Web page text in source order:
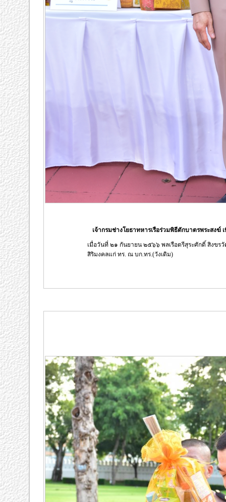
เจ้ากรมช่างโยธาทหารเรือร่วมพิธีตักบาตรพระสงฆ์
เมื่อวันที่ ๒๑ กันยายน ๒๕๖๖ พลเรือตรีสุระศักดิ์ สิงขร
สิริมงคลแก่ ทร. ณ บก.ทร.(วังเดิม)